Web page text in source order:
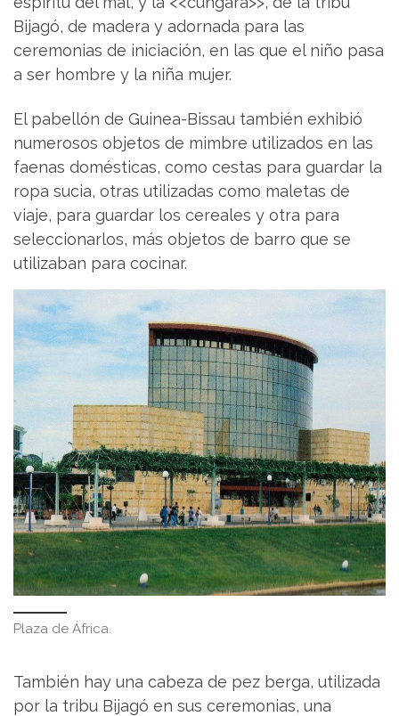
Bijagó, de madera y adornada para las
ceremonias de iniciación, en las que el niño pasa
a ser hombre y la niña mujer.
El pabellón de Guinea-Bissau también exhibió
numerosos objetos de mimbre utilizados en las
faenas domésticas, como cestas para guardar la
ropa sucia, otras utilizadas como maletas de
viaje, para guardar los cereales y otra para
seleccionarlos, más objetos de barro que se
utilizaban para cocinar.
Plaza de África.
También hay una cabeza de pez berga, utilizada
por la tribu Bijagó en sus ceremonias, una